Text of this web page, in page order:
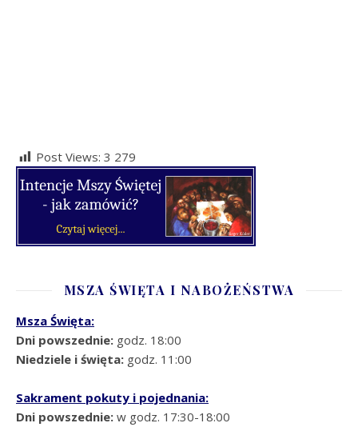
Post Views: 3 279
MSZA ŚWIĘTA I NABOŻEŃSTWA
Msza Święta:
Dni powszednie: godz. 18:00
Niedziele i święta: godz. 11:00
Sakrament pokuty i pojednania:
Dni powszednie: w godz. 17:30-18:00